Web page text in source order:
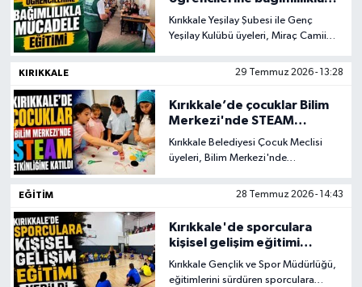
mücadele eğitimi
Kırıkkale Yeşilay Şubesi ile Genç
Yeşilay Kulübü üyeleri, Miraç Camii
öğrencilerle bir araya gelerek
KIRIKKALE 29 Temmuz 2026 - 13:28
Kırıkkale’de çocuklar Bilim
Merkezi'nde STEAM
etkinliğine katıldı
Kırıkkale Belediyesi Çocuk Meclisi
üyeleri, Bilim Merkezi'nde
bilim, teknoloji, mühendislik, sanat ve
üretmenin ve keşfetmenin heyecanını
yaşadı.
EĞİTİM 28 Temmuz 2026 - 14:43
Kırıkkale'de sporculara
kişisel gelişim eğitimi
verildi
Kırıkkale Gençlik ve Spor Müdürlüğü,
eğitimlerini sürdüren sporculara